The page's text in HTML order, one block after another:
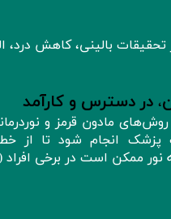
تحقیقات بالینی، کاهش
، در دسترس و کارآمد
پزشک انجام شود تا از
ممکن است در برخی افراد